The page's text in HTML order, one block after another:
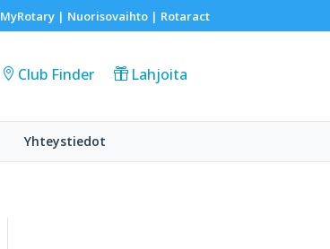
MyRotary | Nuorisovaihto| Rotaract
Club Finder Lahjoita
Yhteystiedot